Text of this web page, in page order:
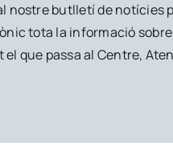
nostre butlletí de notícies
tota la informació
que passa al Centre,